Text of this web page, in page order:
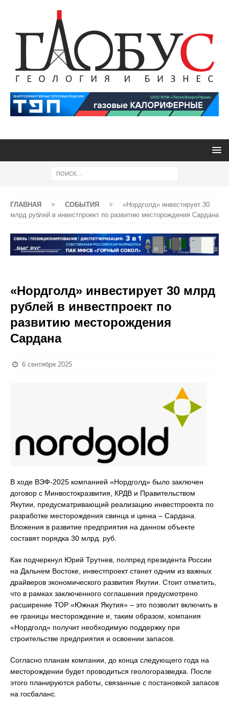
ГЛАВНАЯ > СОБЫТИЯ >
«Нордголд» инвестирует 30
млрд рублей в инвестпроект по развитию месторождения Сардана
«Нордголд» инвестирует 30 млрд
рублей в инвестпроект по
развитию месторождения
Сардана
6 сентября 2025
В ходе ВЭФ-2025 компанией «Нордголд» было заключен
договор с Минвостокразвития, КРДВ и Правительством
Якутии, предусматривающий реализацию инвестпроекта по
разработке месторождения свинца и цинка – Сардана.
Вложения в развитие предприятия на данном объекте
составят порядка 30 млрд. руб.
Как подчеркнул Юрий Трутнев, полпред президента России
на Дальнем Востоке, инвестпроект станет одним из важных
драйверов экономического развития Якутии. Стоит отметить,
что в рамках заключенного соглашения предусмотрено
расширение ТОР «Южная Якутия» – это позволит включить в
ее границы месторождение и, таким образом, компания
«Нордголд» получит необходимую поддержку при
строительстве предприятия и освоении запасов.
Согласно планам компании, до конца следующего года на
месторождении будет проводиться геологоразведка. После
этого планируются работы, связанные с постановкой запасов
на госбаланс.